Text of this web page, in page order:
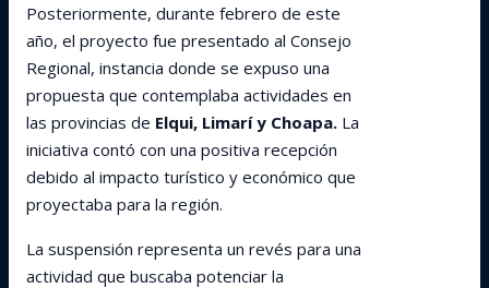
Posteriormente, durante febrero de este
año, el proyecto fue presentado al Consejo
Regional, instancia donde se expuso una
propuesta que contemplaba actividades en
las provincias de Elqui, Limarí y Choapa. La
iniciativa contó con una positiva recepción
debido al impacto turístico y económico que
proyectaba para la región.
La suspensión representa un revés para una
actividad que buscaba potenciar la